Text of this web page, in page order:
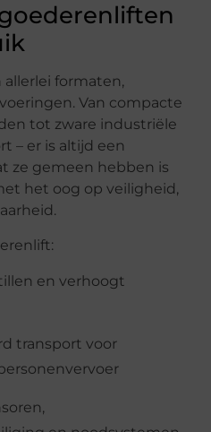
allerlei formaten,
Van compacte
tot zware industriële
– er is altijd een
ze gemeen hebben is
het oog op veiligheid,
en verhoogt
transport voor